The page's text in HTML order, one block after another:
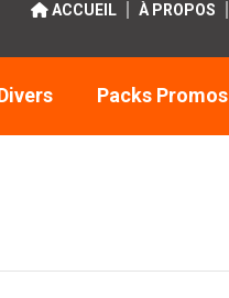
ACCUEIL À PROPOS
Packs Promos